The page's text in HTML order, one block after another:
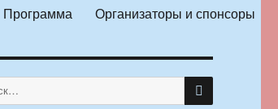
Программа Организаторы и спонсоры
ПОИСК